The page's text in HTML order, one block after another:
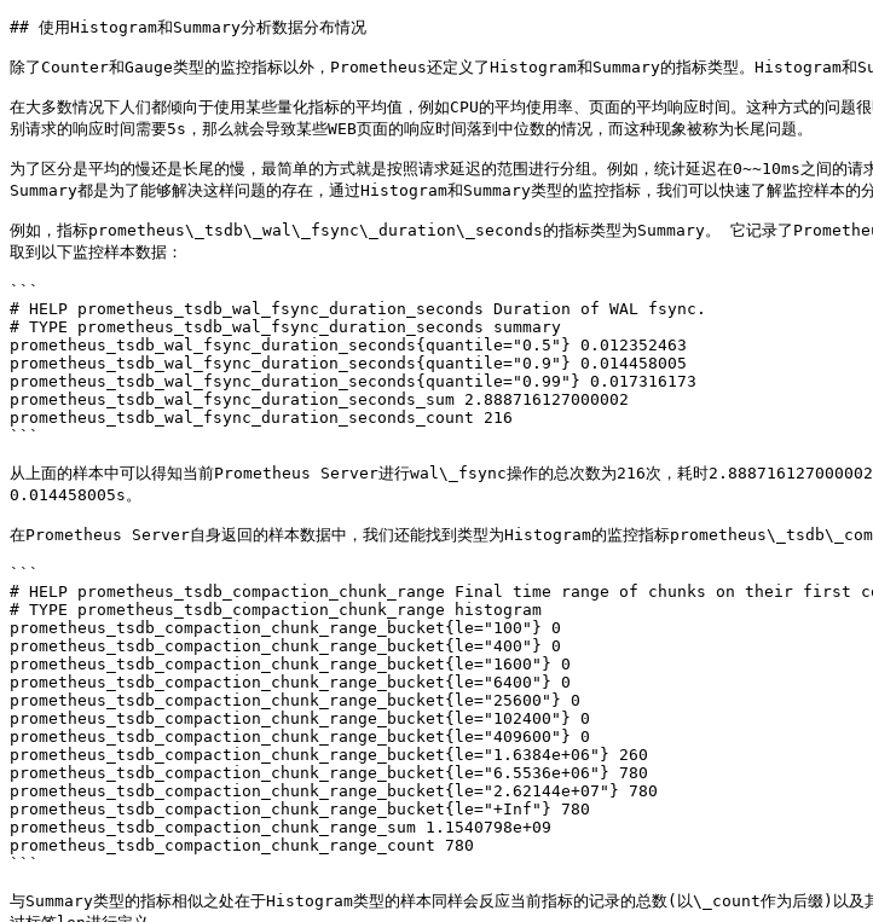
## 使用Histogram和Summary分析数据分布情况
除了Counter和Gauge类型的监控指标以外，Prometheus还定义了Histogram和Summary的指标类型。Histogram和
在大多数情况下人们都倾向于使用某些量化指标的平均值，例如CPU的平均使用率、页面的平均响应时间。这种方式的问
别请求的响应时间需要5s，那么就会导致某些WEB页面的响应时间落到中位数的情况，而这种现象被称为长尾问题。
为了区分是平均的慢还是长尾的慢，最简单的方式就是按照请求延迟的范围进行分组。例如，统计延迟在0~~10ms之间
Summary都是为了能够解决这样问题的存在，通过Histogram和Summary类型的监控指标，我们可以快速了解监控样本的分
例如，指标prometheus\_tsdb\_wal\_fsync\_duration\_seconds的指标类型为Summary。 它记录了
取到以下监控样本数据：
```
# HELP prometheus_tsdb_wal_fsync_duration_seconds Duration of WAL fsync.
# TYPE prometheus_tsdb_wal_fsync_duration_seconds summary
prometheus_tsdb_wal_fsync_duration_seconds{quantile="0.5"} 0.012352463
prometheus_tsdb_wal_fsync_duration_seconds{quantile="0.9"} 0.014458005
prometheus_tsdb_wal_fsync_duration_seconds{quantile="0.99"} 0.017316173
prometheus_tsdb_wal_fsync_duration_seconds_sum 2.888716127000002
prometheus_tsdb_wal_fsync_duration_seconds_count 216
```
从上面的样本中可以得知当前Prometheus Server进行wal\_fsync操作的总次数为216次，耗时
0.014458005s。
在Prometheus Server自身返回的样本数据中，我们还能找到类型为Histogram的监控指标
```
# HELP prometheus_tsdb_compaction_chunk_range Final time range of chunks on their first
# TYPE prometheus_tsdb_compaction_chunk_range histogram
prometheus_tsdb_compaction_chunk_range_bucket{le="100"} 0
prometheus_tsdb_compaction_chunk_range_bucket{le="400"} 0
prometheus_tsdb_compaction_chunk_range_bucket{le="1600"} 0
prometheus_tsdb_compaction_chunk_range_bucket{le="6400"} 0
prometheus_tsdb_compaction_chunk_range_bucket{le="25600"} 0
prometheus_tsdb_compaction_chunk_range_bucket{le="102400"} 0
prometheus_tsdb_compaction_chunk_range_bucket{le="409600"} 0
prometheus_tsdb_compaction_chunk_range_bucket{le="1.6384e+06"} 260
prometheus_tsdb_compaction_chunk_range_bucket{le="6.5536e+06"} 780
prometheus_tsdb_compaction_chunk_range_bucket{le="2.62144e+07"} 780
prometheus_tsdb_compaction_chunk_range_bucket{le="+Inf"} 780
prometheus_tsdb_compaction_chunk_range_sum 1.1540798e+09
prometheus_tsdb_compaction_chunk_range_count 780
```
与Summary类型的指标相似之处在于Histogram类型的样本同样会反应当前指标的记录的总数(以\_count作为后缀)以